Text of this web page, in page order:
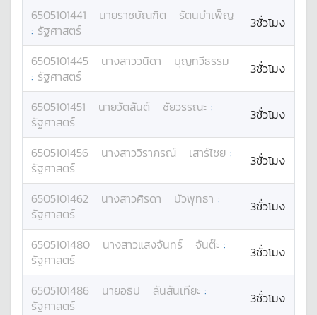
6505101441 นายราชบัณฑิต
รัตนบำเพ็ญ
: รัฐศาสตร์ 3ชั่วโมง
6505101445 นางสาววนิดา
บุญทวีธรรม
: รัฐศาสตร์ 3ชั่วโมง
6505101451 นายวัตสันต์ ชัยวรรณะ :
รัฐศาสตร์
3ชั่วโมง
6505101456 นางสาววิราภรณ์ เสาร์ไชย :
รัฐศาสตร์
3ชั่วโมง
6505101462 นางสาวศิรดา บัวพุทธา :
รัฐศาสตร์
3ชั่วโมง
6505101480 นางสาวแสงจันทร์ จันต๊ะ :
รัฐศาสตร์
3ชั่วโมง
6505101486 นายอธิป ลันสันเทียะ :
รัฐศาสตร์
3ชั่วโมง